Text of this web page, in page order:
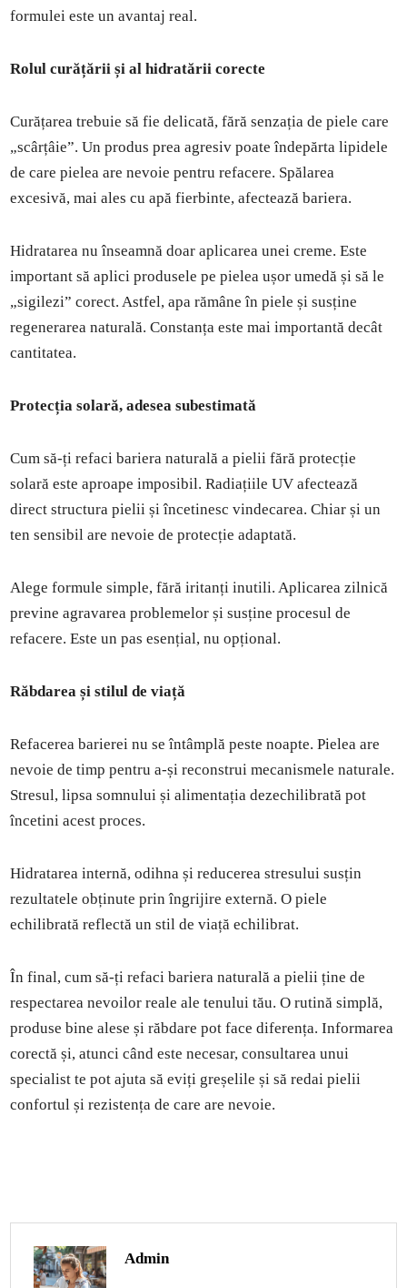
formulei este un avantaj real.
Rolul curățării și al hidratării corecte
Curățarea trebuie să fie delicată, fără senzația de piele care
„scârțâie”. Un produs prea agresiv poate îndepărta lipidele
de care pielea are nevoie pentru refacere. Spălarea
excesivă, mai ales cu apă fierbinte, afectează bariera.
Hidratarea nu înseamnă doar aplicarea unei creme. Este
important să aplici produsele pe pielea ușor umedă și să le
„sigilezi” corect. Astfel, apa rămâne în piele și susține
regenerarea naturală. Constanța este mai importantă decât
cantitatea.
Protecția solară, adesea subestimată
Cum să-ți refaci bariera naturală a pielii fără protecție
solară este aproape imposibil. Radiațiile UV afectează
direct structura pielii și încetinesc vindecarea. Chiar și un
ten sensibil are nevoie de protecție adaptată.
Alege formule simple, fără iritanți inutili. Aplicarea zilnică
previne agravarea problemelor și susține procesul de
refacere. Este un pas esențial, nu opțional.
Răbdarea și stilul de viață
Refacerea barierei nu se întâmplă peste noapte. Pielea are
nevoie de timp pentru a-și reconstrui mecanismele naturale.
Stresul, lipsa somnului și alimentația dezechilibrată pot
încetini acest proces.
Hidratarea internă, odihna și reducerea stresului susțin
rezultatele obținute prin îngrijire externă. O piele
echilibrată reflectă un stil de viață echilibrat.
În final, cum să-ți refaci bariera naturală a pielii ține de
respectarea nevoilor reale ale tenului tău. O rutină simplă,
produse bine alese și răbdare pot face diferența. Informarea
corectă și, atunci când este necesar, consultarea unui
specialist te pot ajuta să eviți greșelile și să redai pielii
confortul și rezistența de care are nevoie.
Admin